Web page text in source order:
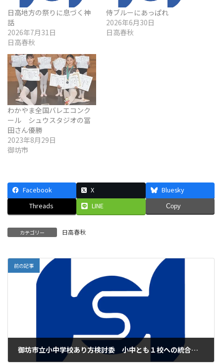
日高地方の祭りに息づく神
話
2026年7月31日
日高春秋
侍ブルーにあっぱれ
2026年6月30日
日高春秋
わかやま全国バレエコンク
ール シュウスタジオの冨
田さん優勝
2023年8月29日
御坊市
Facebook X
Bluesky
Threads
LINE Copy
カテゴリー 日高春秋
前の記事
御坊市立小中学校あり方検討委 小中とも１校への統合を提言